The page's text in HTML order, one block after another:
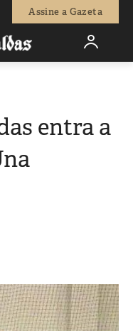
Assine a Gazeta
entra a